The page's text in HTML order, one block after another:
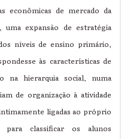
econômicas de mercado da
expansão de estratégia
níveis de ensino primário,
às características de
na hierarquia social, numa
de organização à atividade
ligadas ao próprio
classificar os alunos